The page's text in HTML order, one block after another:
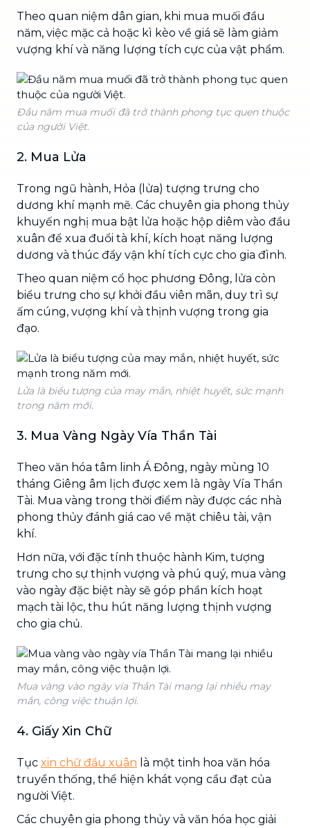
Theo quan niệm dân gian, khi mua muối đầu
năm, việc mặc cả hoặc kì kèo về giá sẽ làm giảm
vượng khí và năng lượng tích cực của vật phẩm.
Đầu năm mua muối đã trở thành phong tục quen thuộc
của người Việt.
2. Mua Lửa
Trong ngũ hành, Hỏa (lửa) tượng trưng cho
dương khí mạnh mẽ. Các chuyên gia phong thủy
khuyến nghị mua bật lửa hoặc hộp diêm vào đầu
xuân để xua đuổi tà khí, kích hoạt năng lượng
dương và thúc đẩy vận khí tích cực cho gia đình.
Theo quan niệm cổ học phương Đông, lửa còn
biểu trưng cho sự khởi đầu viên mãn, duy trì sự
ấm cúng, vượng khí và thịnh vượng trong gia
đạo.
Lửa là biểu tượng của may mắn, nhiệt huyết, sức mạnh
trong năm mới.
3. Mua Vàng Ngày Vía Thần Tài
Theo văn hóa tâm linh Á Đông, ngày mùng 10
tháng Giêng âm lịch được xem là ngày Vía Thần
Tài. Mua vàng trong thời điểm này được các nhà
phong thủy đánh giá cao về mặt chiêu tài, vận
khí.
Hơn nữa, với đặc tính thuộc hành Kim, tượng
trưng cho sự thịnh vượng và phú quý, mua vàng
vào ngày đặc biệt này sẽ góp phần kích hoạt
mạch tài lộc, thu hút năng lượng thịnh vượng
cho gia chủ.
Mua vàng vào ngày vía Thần Tài mang lại nhiều may
mắn, công việc thuận lợi.
4. Giấy Xin Chữ
Tục xin chữ đầu xuân là một tinh hoa văn hóa
truyền thống, thể hiện khát vọng cầu đạt của
người Việt.
Các chuyên gia phong thủy và văn hóa học giải